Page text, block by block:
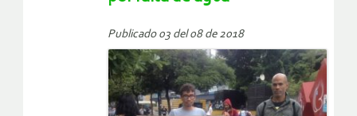
Publicado 03 del 08 de 2018